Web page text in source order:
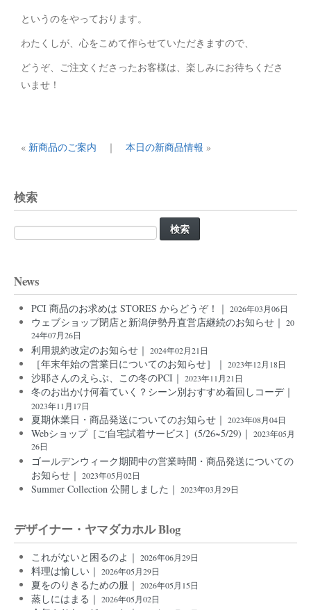
というのをやっております。
わたくしが、心をこめて作らせていただきますので、
どうぞ、ご注文くださったお客様は、楽しみにお待ちくださ
いませ！
« 新商品のご案内 ｜ 本日の新商品情報 »
検索
検
索:
News
PCI 商品のお求めは STORES からどうぞ！｜ 2026年03月06日
ウェブショップ閉店と新潟伊勢丹直営店継続のお知らせ｜ 20
24年07月26日
利用規約改定のお知らせ｜ 2024年02月21日
［年末年始の営業日についてのお知らせ］｜ 2023年12月18日
沙耶さんのえらぶ、この冬のPCI｜ 2023年11月21日
冬のお出かけ何着ていく？シーン別おすすめ着回しコーデ｜
2023年11月17日
夏期休業日・商品発送についてのお知らせ｜ 2023年08月04日
Webショップ［ご自宅試着サービス］(5/26~5/29)｜ 2023年05月
26日
ゴールデンウィーク期間中の営業時間・商品発送についての
お知らせ｜ 2023年05月02日
Summer Collection 公開しました｜ 2023年03月29日
デザイナー・ヤマダカホル Blog
これがないと困るのよ｜ 2026年06月29日
料理は愉しい｜ 2026年05月29日
夏をのりきるための服｜ 2026年05月15日
蒸しにはまる｜ 2026年05月02日